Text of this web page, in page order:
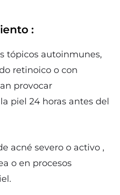
:
tópicos autoinmunes,
retinoico o con
provocar
piel 24 horas antes del
acné severo o activo ,
o en procesos